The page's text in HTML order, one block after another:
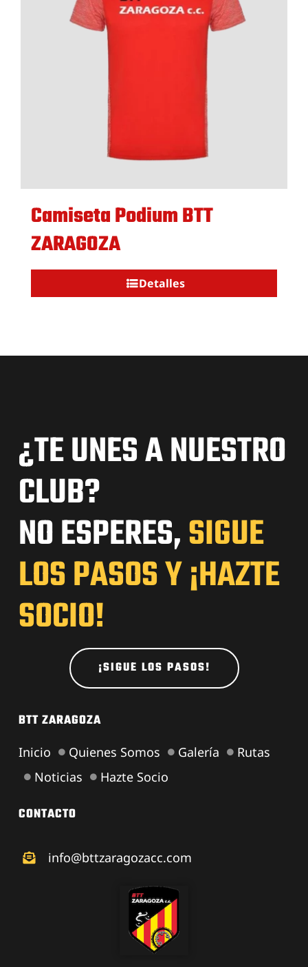
Camiseta Podium BTT
ZARAGOZA
Detalles
¿TE UNES A NUESTRO
CLUB?
NO ESPERES,SIGUE
LOS PASOS Y ¡HAZTE
SOCIO!
¡SIGUE LOS PASOS!
BTT ZARAGOZA
Inicio Quienes Somos Galería
Rutas
Noticias
Hazte Socio
CONTACTO
info@bttzaragozacc.com